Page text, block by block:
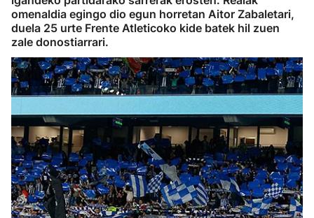
omenaldia egingo dio egun horretan Aitor Zabaletari,
duela 25 urte Frente Atleticoko kide batek hil zuen
zale donostiarrari.